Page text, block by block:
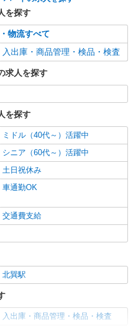
を探す
物流すべて
入出庫・商品管理・検品・検査
求人を探す
を探す
ミドル（40代～）活躍中
シニア（60代～）活躍中
土日祝休み
車通勤OK
交通費支給
北巽駅
入出庫・商品管理・検品・検査